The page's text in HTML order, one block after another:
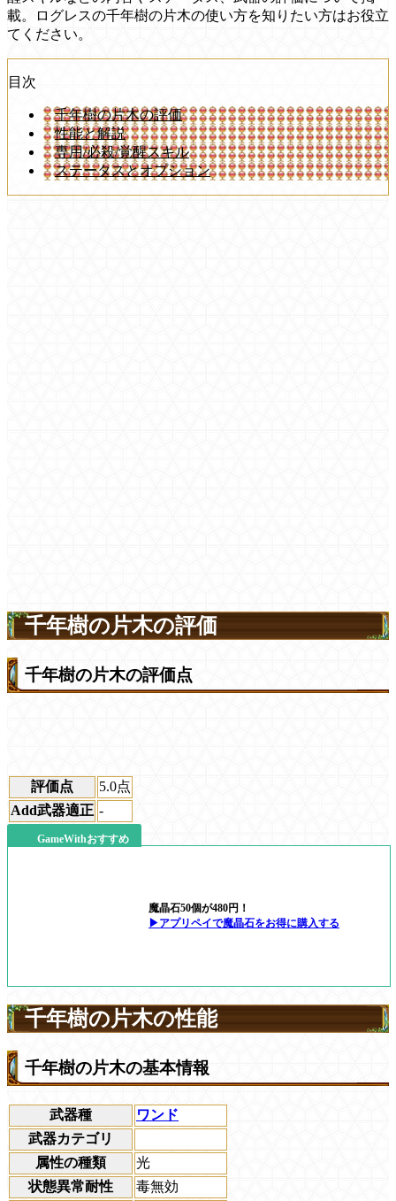
載。ログレスの千年樹の片木の使い方を知りたい方はお役立
てください。
目次
千年樹の片木の評価
性能と解説
専用/必殺/覚醒スキル
ステータスとオプション
千年樹の片木の評価
千年樹の片木の評価点
評価点 5.0点
Add武器適正 -
GameWithおすすめ
魔晶石50個が480円！
▶アプリペイで魔晶石をお得に購入する
千年樹の片木の性能
千年樹の片木の基本情報
武器種
ワンド
武器カテゴリ
属性の種類
光
状態異常耐性
毒無効